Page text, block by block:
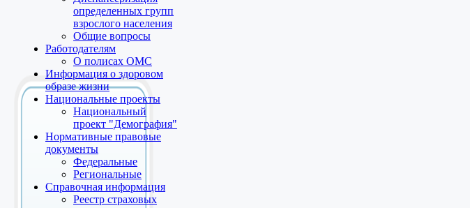
определенных групп
взрослого населения
Общие вопросы
Работодателям
О полисах ОМС
Информация о здоровом
образе жизни
Национальные проекты
Национальный
проект "Демография"
Нормативные правовые
документы
Федеральные
Региональные
Справочная информация
Реестр страховых